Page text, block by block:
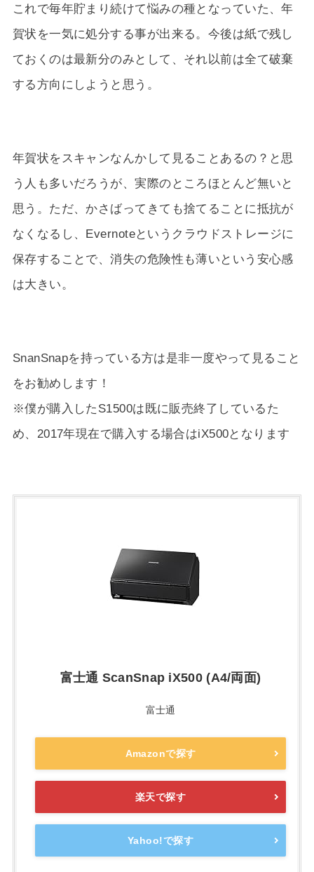
これで毎年貯まり続けて悩みの種となっていた、年
賀状を一気に処分する事が出来る。今後は紙で残し
ておくのは最新分のみとして、それ以前は全て破棄
する方向にしようと思う。
年賀状をスキャンなんかして見ることあるの？と思
う人も多いだろうが、実際のところほとんど無いと
思う。ただ、かさばってきても捨てることに抵抗が
なくなるし、Evernoteというクラウドストレージに
保存することで、消失の危険性も薄いという安心感
は大きい。
SnanSnapを持っている方は是非一度やって見ること
をお勧めします！
※僕が購入したS1500は既に販売終了しているた
め、2017年現在で購入する場合はiX500となります
富士通 ScanSnap iX500 (A4/両面)
富士通
Amazonで探す
楽天で探す
Yahoo!で探す